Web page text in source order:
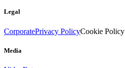
Legal
CorporatePrivacy PolicyCookie Policy
Media